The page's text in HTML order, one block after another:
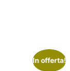
In offerta!